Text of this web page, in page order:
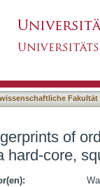
Fakultät
of
hard-core,